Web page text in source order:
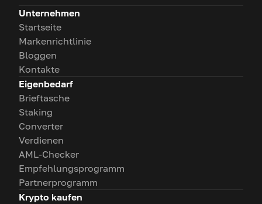
Unternehmen
Startseite
Markenrichtlinie
Bloggen
Kontakte
Eigenbedarf
Brieftasche
Staking
Converter
Verdienen
AML-Checker
Empfehlungsprogramm
Partnerprogramm
Krypto kaufen